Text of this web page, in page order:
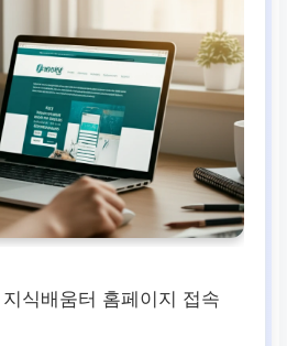
식배움터 홈페이지 접속